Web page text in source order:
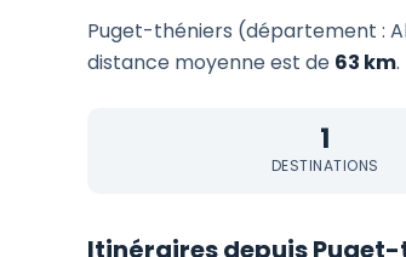
Puget-théniers (département :
distance moyenne est de 63 km
1
DESTINATIONS
Itinéraires depuis